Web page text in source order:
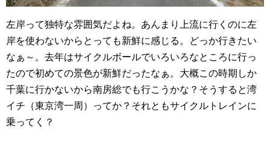
左岸って独特な雰囲気だよね。あんまり上流に行くのに左
岸を使わないからとっても新鮮に感じる。どっか行きたい
なぁ～。去年はサイクルボールでいろいろなところに行っ
たので初めての景色が新鮮だったなぁ。大概この時期しか
千葉に行かないから南房総でも行こうかな？そうすると湾
イチ（東京湾一周）ってか？それともサイクルトレインに
乗ってく？